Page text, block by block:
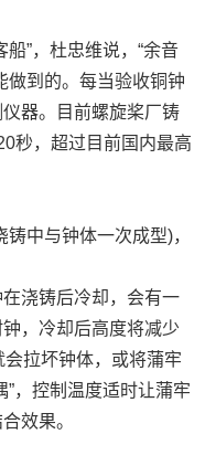
”，杜忠维说，“余音
做到的。每当验收铜钟
器。目前螺旋桨厂铸
秒，超过目前国内最高
中与钟体一次成型)，
浇铸后冷却，会有一
，冷却后高度将减少
拉坏钟体，或将蒲牢
，控制温度适时让蒲牢
效果。